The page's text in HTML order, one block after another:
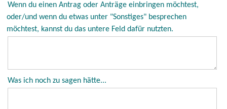
Wenn du einen Antrag oder Anträge einbringen möchtest,
oder/und wenn du etwas unter "Sonstiges" besprechen
möchtest, kannst du das untere Feld dafür nutzten.
Was ich noch zu sagen hätte...